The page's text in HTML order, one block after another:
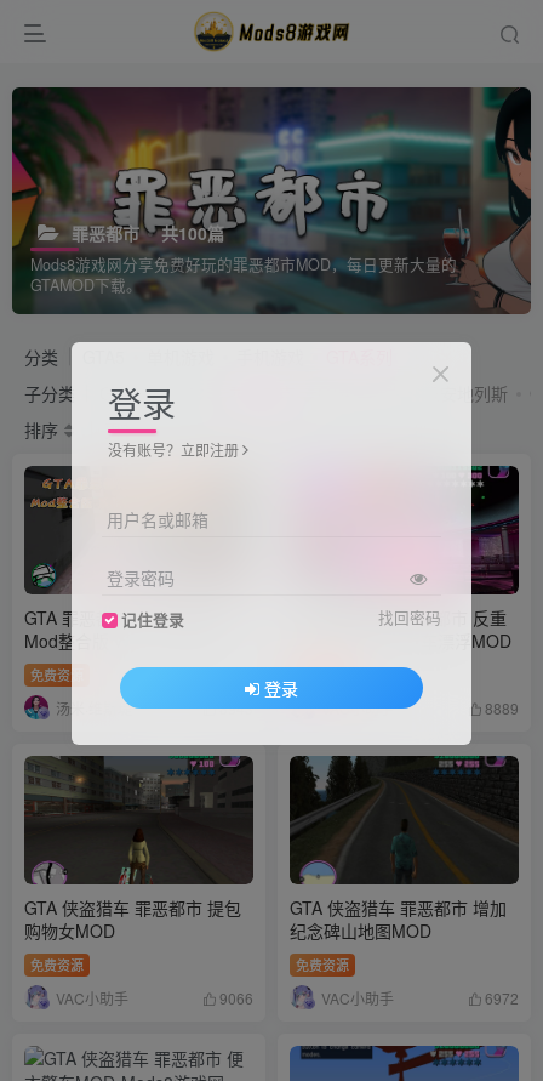
罪恶都市 共100篇
Mods8游戏网分享免费好玩的罪恶都市MOD，每日更新大量的
GTAMOD下载。
分类
子分类
GTA5 GTA4 圣安地列斯
排序
更新
GTA 罪恶都市：侠盗无双0.4
Mod整合版 Win11/10优化版
（包含汉化包）
免费资源
汤米·维斯堤 8943
GTA 侠盗猎车 罪恶都市 反重
力CLEO让人和汽车漂浮MOD
VAC小助手 8889
GTA 侠盗猎车 罪恶都市 提包
购物女MOD
免费资源
VAC小助手 9066
GTA 侠盗猎车 罪恶都市 增加
纪念碑山地图MOD
免费资源
VAC小助手 6972
登录
没有账号？立即注册
用户名或邮箱
登录密码
记住登录 找回密码
登录